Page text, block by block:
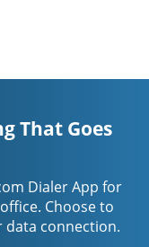
That Goes
Dialer App for
Choose to
data connection.